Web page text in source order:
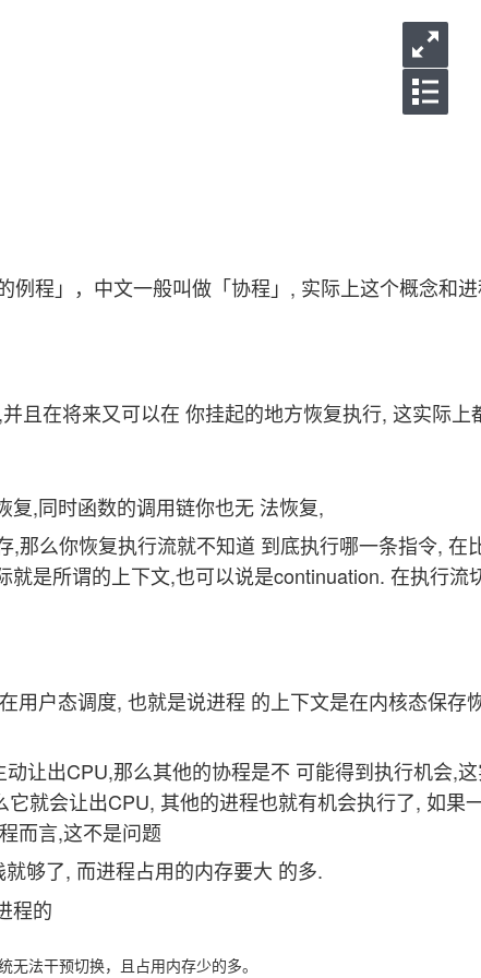
程」，中文一般叫做「协程」, 实际上这个概念和
且在将来又可以在 你挂起的地方恢复执行, 这实际
复,同时函数的调用链你也无 法恢复,
那么你恢复执行流就不知道 到底执行哪一条指令, 在
是所谓的上下文,也可以说是continuation. 在执行
用户态调度, 也就是说进程 的上下文是在内核态保存
让出CPU,那么其他的协程是不 可能得到执行机会,
就会让出CPU, 其他的进程也就有机会执行了, 如果
而言,这不是问题
够了, 而进程占用的内存要大 的多.
程的
法干预切换，且占用内存少的多。